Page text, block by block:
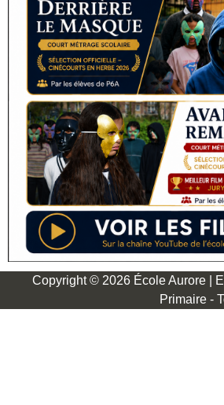
Copyright © 2026 École Aurore |
Primaire -